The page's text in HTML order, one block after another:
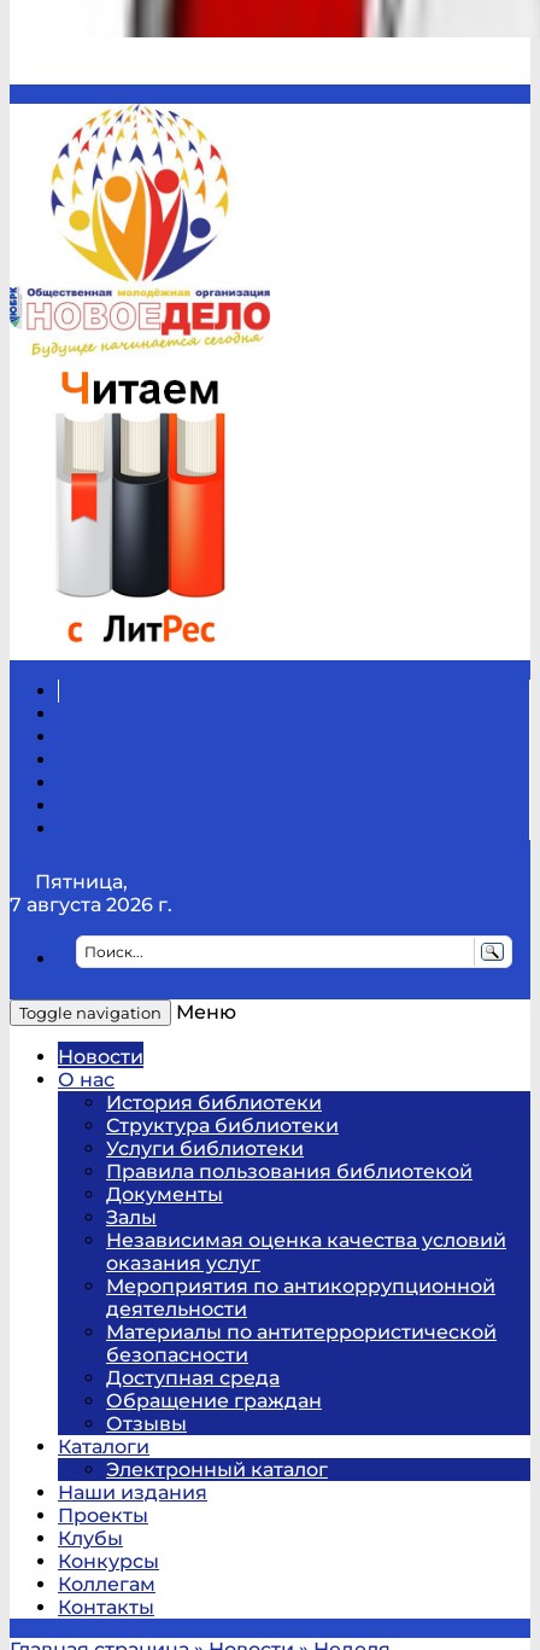
Пятница,
7 августа 2026 г.
Toggle navigation
Меню
Новости
О нас
История библиотеки
Структура библиотеки
Услуги библиотеки
Правила пользования библиотекой
Документы
Залы
Независимая оценка качества условий
оказания услуг
Мероприятия по антикоррупционной
деятельности
Материалы по антитеррористической
безопасности
Доступная среда
Обращение граждан
Отзывы
Каталоги
Электронный каталог
Наши издания
Проекты
Клубы
Конкурсы
Коллегам
Контакты